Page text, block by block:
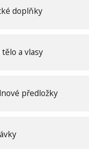
doplňky
tělo a vlasy
předložky